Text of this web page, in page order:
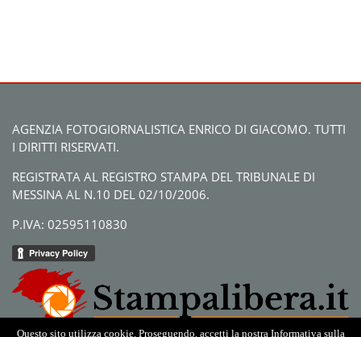
AGENZIA FOTOGIORNALISTICA ENRICO DI GIACOMO. TUTTI
I DIRITTI RISERVATI.
REGISTRATA AL REGISTRO STAMPA DEL TRIBUNALE DI
MESSINA AL N.10 DEL 02/10/2006.
P.IVA: 02595110830
Questo sito utilizza cookie. Proseguendo, accetti la nostra Informativa sulla